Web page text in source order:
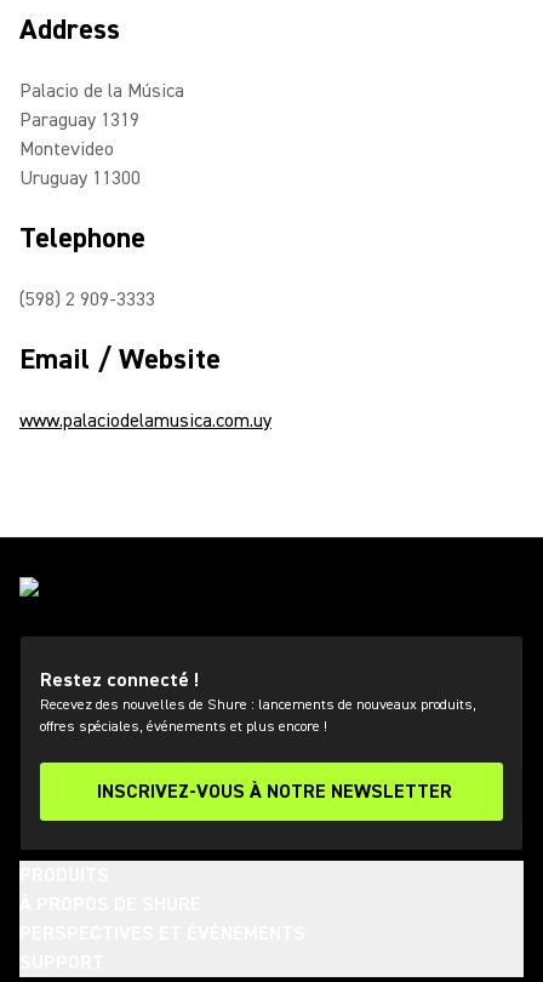
Address
Palacio de la Música
Paraguay 1319
Montevideo
Uruguay 11300
Telephone
(598) 2 909-3333
Email / Website
www.palaciodelamusica.com.uy
Restez connecté !
Recevez des nouvelles de Shure : lancements de nouveaux produits,
offres spéciales, événements et plus encore !
INSCRIVEZ-VOUS À NOTRE NEWSLETTER